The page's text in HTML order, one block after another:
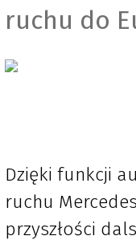
ruchu do
Dzięki funkcji
ruchu
przyszłości